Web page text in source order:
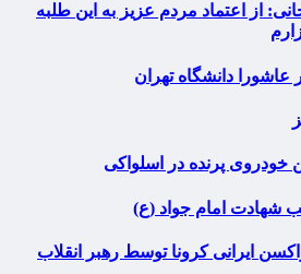
از اعتماد مردم عزیز به این طلبه
عاشورا دانشگاه تهران
خودروی پرنده در اسلواکی
شهادت امام جواد (ع)
ایرانی کرونا توسط رهبر انقلاب